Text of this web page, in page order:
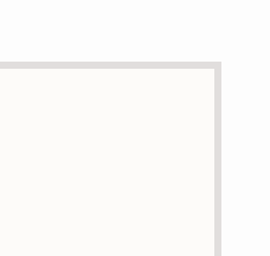
はありません。
務委託の目的で委託す
追加または削除・利用